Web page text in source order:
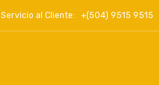
Servicio al Cliente: +(504) 9515 9515